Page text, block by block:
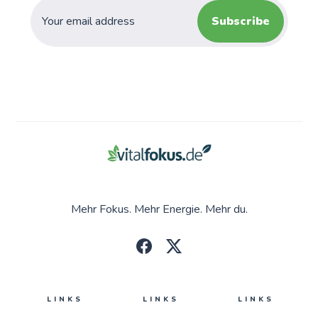
Subscribe
Mehr Fokus. Mehr Energie. Mehr du.
LINKS LINKS LINKS